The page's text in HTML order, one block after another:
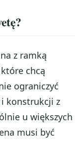
z ramką
chcą
ograniczyć
i konstrukcji z
u większych
musi być